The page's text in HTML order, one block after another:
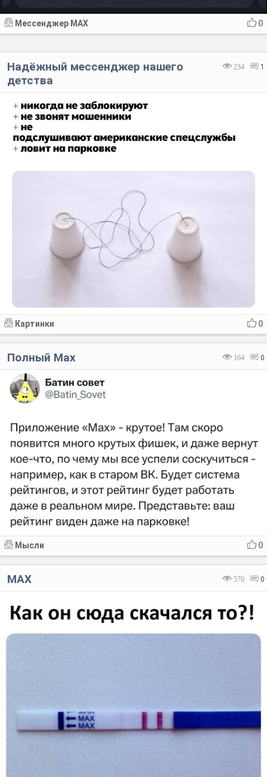
0
Мессенджер MAX
234 1
Надёжный мессенджер нашего
детства
0
Картинки
164 0
Полный Мах
0
Мысли
570 0
MAX